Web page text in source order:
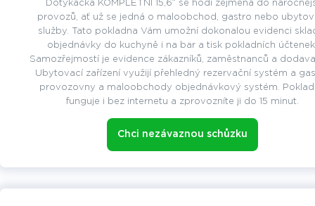
Dotykačka KOMPLETNÍ 15,6″ se hodí zejména do
provozů, ať už se jedná o maloobchod, gastro nebo
služby. Tato pokladna Vám umožní dokonalou evidenci
objednávky do kuchyně i na bar a tisk pokladních
Samozřejmostí je evidence zákazníků, zaměstnanců a
Ubytovací zařízení využijí přehledný rezervační systém a
provozovny a maloobchody objednávkový systém.
funguje i bez internetu a zprovozníte ji do 15 minut.
Chci nezávaznou schůzku